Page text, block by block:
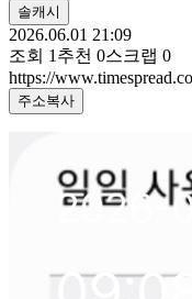
솔캐시
2026.06.01 21:09
조회 1 추천 0스크랩 0
https://
주소복사